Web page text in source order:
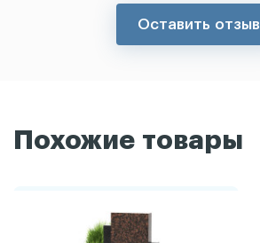
Оставить отзыв
Похожие товары